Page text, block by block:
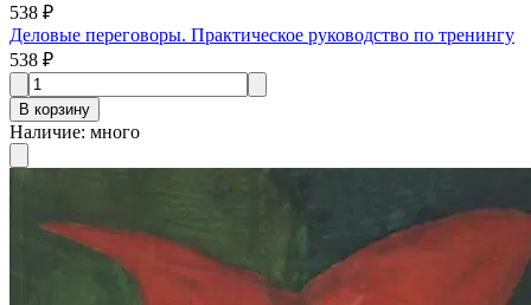
538 ₽
Деловые переговоры. Практическое руководство по тренингу
538 ₽
В корзину
Наличие: много